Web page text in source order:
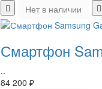
Нет в наличии
Смартфон
..
84 200 ₽